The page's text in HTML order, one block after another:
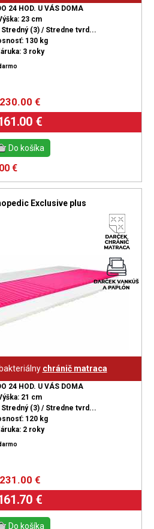
24 HOD. U VÁS DOMA
23 cm
(3) / Stredne tvrd...
130 kg
3 roky
230.00 €
€
€
Exclusive plus
chránič matraca
24 HOD. U VÁS DOMA
21 cm
(3) / Stredne tvrd...
120 kg
2 roky
231.00 €
€